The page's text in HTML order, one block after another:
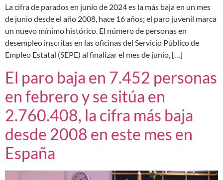
La cifra de parados en junio de 2024 es la más baja en un mes
de junio desde el año 2008, hace 16 años; el paro juvenil marca
un nuevo mínimo histórico. El número de personas en
desempleo inscritas en las oficinas del Servicio Público de
Empleo Estatal (SEPE) al finalizar el mes de junio, […]
El paro baja en 7.452 personas
en febrero y se sitúa en
2.760.408, la cifra más baja
desde 2008 en este mes en
España